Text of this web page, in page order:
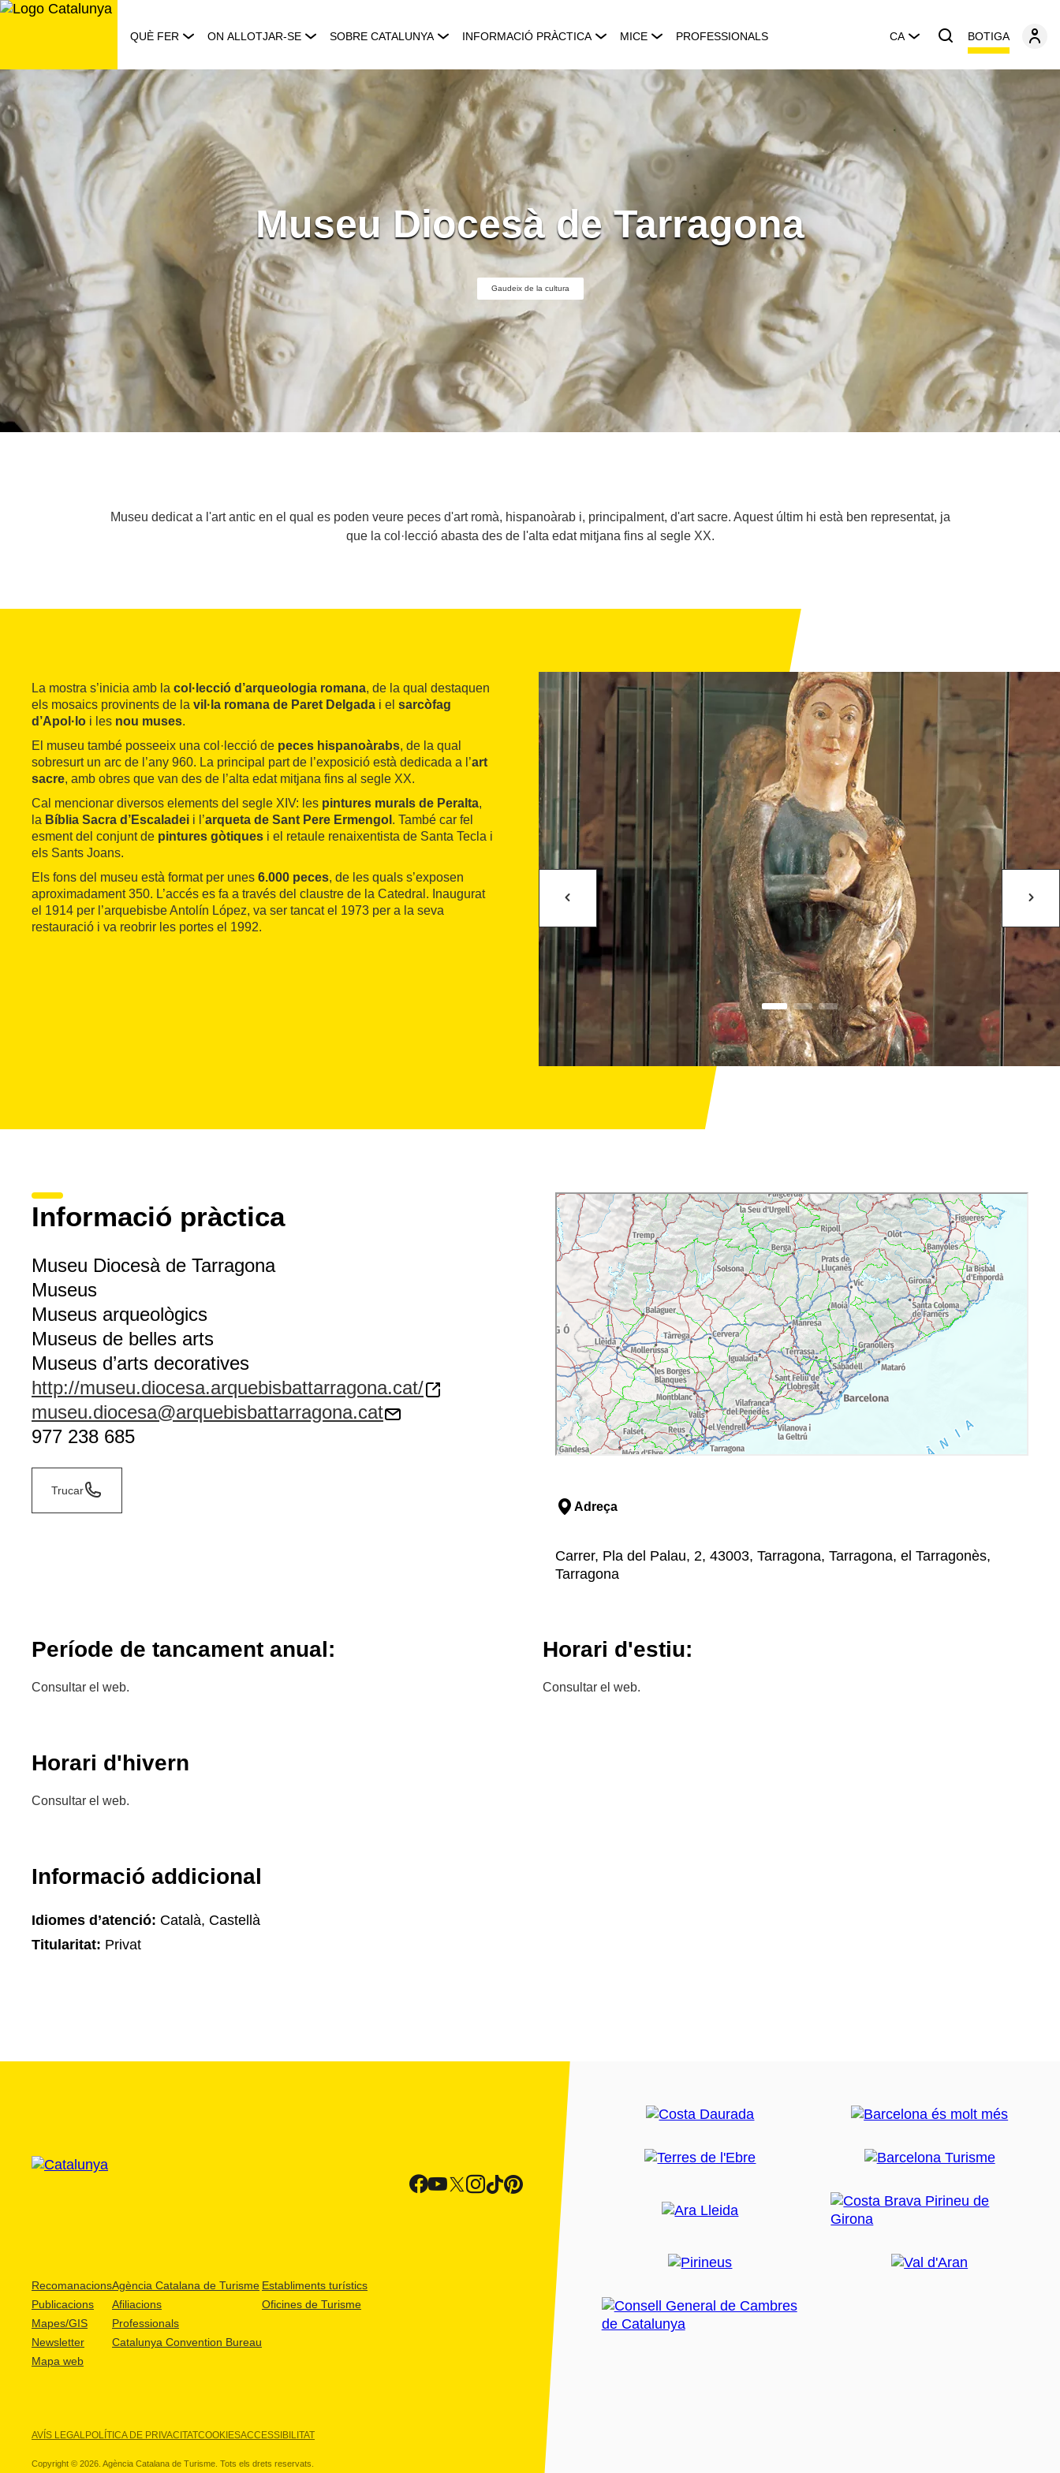
Saltar
QUÈ FER ON ALLOTJAR-SE SOBRE CATALUNYA INFORMACIÓ PRÀCTICA MICE PROFESSIONALS CA BOTIGA
Museu Diocesà de Tarragona
Gaudeix de la cultura
Museu dedicat a l'art antic en el qual es poden veure peces d'art romà, hispanoàrab i, principalment, d'art sacre. Aquest últim hi està ben representat, ja
que la col·lecció abasta des de l'alta edat mitjana fins al segle XX.
La mostra s’inicia amb la col·lecció d’arqueologia romana, de la qual destaquen
els mosaics provinents de la vil·la romana de Paret Delgada i el sarcòfag
d’Apol·lo i les nou muses.
El museu també posseeix una col·lecció de peces hispanoàrabs, de la qual
sobresurt un arc de l’any 960. La principal part de l’exposició està dedicada a l’art
sacre, amb obres que van des de l’alta edat mitjana fins al segle XX.
Cal mencionar diversos elements del segle XIV: les pintures murals de Peralta,
la Bíblia Sacra d’Escaladei i l’arqueta de Sant Pere Ermengol . També car fel
esment del conjunt de pintures gòtiques i el retaule renaixentista de Santa Tecla i
els Sants Joans.
Els fons del museu està format per unes 6.000 peces, de les quals s’exposen
aproximadament 350. L’accés es fa a través del claustre de la Catedral. Inaugurat
el 1914 per l’arquebisbe Antolín López, va ser tancat el 1973 per a la seva
restauració i va reobrir les portes el 1992.
Informació pràctica
Museu Diocesà de Tarragona
Museus
Museus arqueològics
Museus de belles arts
Museus d’arts decoratives
http://museu.diocesa.arquebisbattarragona.cat/
museu.diocesa@arquebisbattarragona.cat
977 238 685
Trucar
Adreça
Carrer, Pla del Palau, 2, 43003, Tarragona, Tarragona, el Tarragonès,
Tarragona
Període de tancament anual:
Consultar el web.
Horari d'estiu:
Consultar el web.
Horari d'hivern
Consultar el web.
Informació addicional
Idiomes d’atenció: Català, Castellà
Titularitat: Privat
Recomanacions
Publicacions
Mapes/GIS
Newsletter
Mapa web
Agència Catalana de Turisme
Afiliacions
Professionals
Catalunya Convention Bureau
Establiments turístics
Oficines de Turisme
AVÍS LEGALPOLÍTICA DE PRIVACITATCOOKIESACCESSIBILITAT
Copyright © 2026. Agència Catalana de Turisme. Tots els drets reservats.